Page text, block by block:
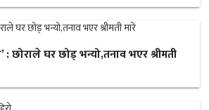
: छोराले घर छोड् भन्यो,तनाव भएर श्रीमती